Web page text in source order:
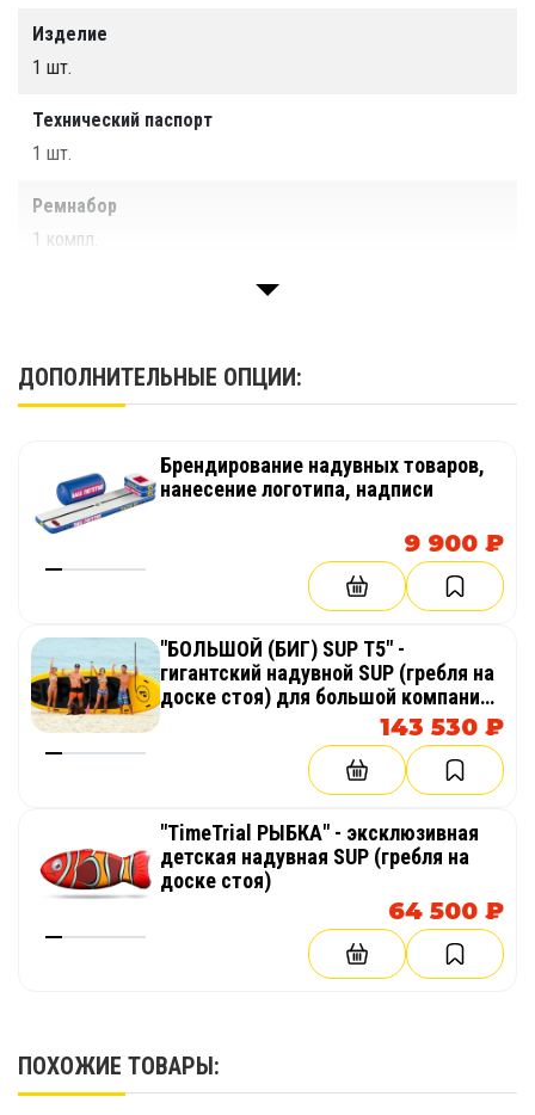
Изделие
1 шт.
Технический паспорт
1 шт.
Ремнабор
1 компл.
ДОПОЛНИТЕЛЬНЫЕ ОПЦИИ:
Брендирование надувных товаров,
нанесение логотипа, надписи
9 900 ₽
"БОЛЬШОЙ (БИГ) SUP T5" -
гигантский надувной SUP (гребля на
доске стоя) для большой компании,
тимбилдинга, корпоративов143 530 ₽
"TimeTrial РЫБКА" - эксклюзивная
детская надувная SUP (гребля на
доске стоя)
64 500 ₽
ПОХОЖИЕ ТОВАРЫ: